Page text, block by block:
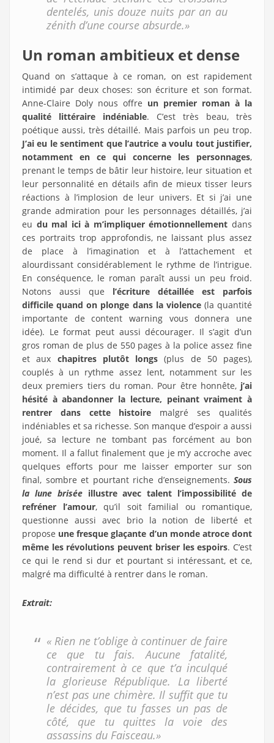
dentelés, unis douze nuits par an au
zénith d’une course absurde.»
Un roman ambitieux et dense
Quand on s’attaque à ce roman, on est rapidement
intimidé par deux choses: son écriture et son format.
Anne-Claire Doly nous offre un premier roman à la
qualité littéraire indéniable. C’est très beau, très
poétique aussi, très détaillé. Mais parfois un peu trop.
J’ai eu le sentiment que l’autrice a voulu tout justifier,
notamment en ce qui concerne les personnages,
prenant le temps de bâtir leur histoire, leur situation et
leur personnalité en détails afin de mieux tisser leurs
réactions à l’implosion de leur univers. Et si j’ai une
grande admiration pour les personnages détaillés, j’ai
eu du mal ici à m’impliquer émotionnellementdans
ces portraits trop approfondis, ne laissant plus assez
de place à l’imagination et à l’attachement et
alourdissant considérablement le rythme de l’intrigue.
En conséquence, le roman paraît aussi un peu froid.
Notons aussi que l’écriture détaillée est parfois
difficile quand on plonge dans la violence(la quantité
importante de content warning vous donnera une
idée). Le format peut aussi décourager. Il s’agit d’un
gros roman de plus de 550 pages à la police assez fine
et aux chapitres plutôt longs(plus de 50 pages),
couplés à un rythme assez lent, notamment sur les
deux premiers tiers du roman. Pour être honnête, j’ai
hésité à abandonner la lecture, peinant vraiment à
rentrer dans cette histoire malgré ses qualités
indéniables et sa richesse. Son manque d’espoir a aussi
joué, sa lecture ne tombant pas forcément au bon
moment. Il a fallut finalement que je m’y accroche avec
quelques efforts pour me laisser emporter sur son
final, sombre et pourtant riche d’enseignements. Sous
la lune briséeillustre avec talent l’impossibilité de
refréner l’amour, qu’il soit familial ou romantique,
questionne aussi avec brio la notion de liberté et
propose une fresque glaçante d’un monde atroce dont
même les révolutions peuvent briser les espoirs. C’est
ce qui le rend si dur et pourtant si intéressant, et ce,
malgré ma difficulté à rentrer dans le roman.
Extrait:
« Rien ne t’oblige à continuer de faire
ce que tu fais. Aucune fatalité,
contrairement à ce que t’a inculqué
la glorieuse République. La liberté
n’est pas une chimère. Il suffit que tu
le décides, que tu fasses un pas de
côté, que tu quittes la voie des
assassins du Faisceau.»